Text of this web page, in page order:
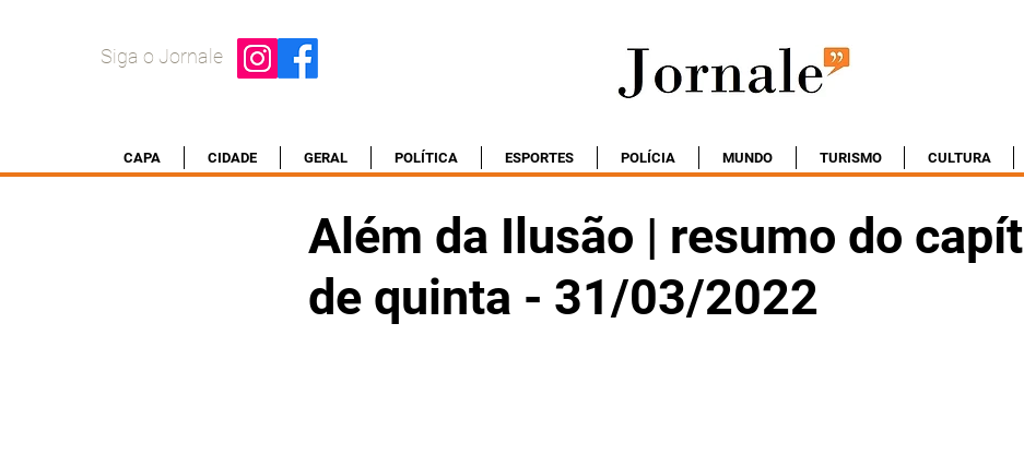
Siga o Jornale
CAPA CIDADE GERAL POLÍTICA ESPORTES POLÍCIA MUNDO TURISMO CULTURA
Além da Ilusão | resumo do
de quinta - 31/03/2022